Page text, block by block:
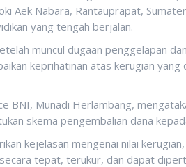
Aek Nabara, Rantauprapat,
yang tengah berjalan.
muncul dugaan penggelapan
keprihatinan atas kerugian
BNI, Munadi Herlambang,
skema pengembalian dana
kejelasan mengenai nilai
tepat, terukur, dan dapat